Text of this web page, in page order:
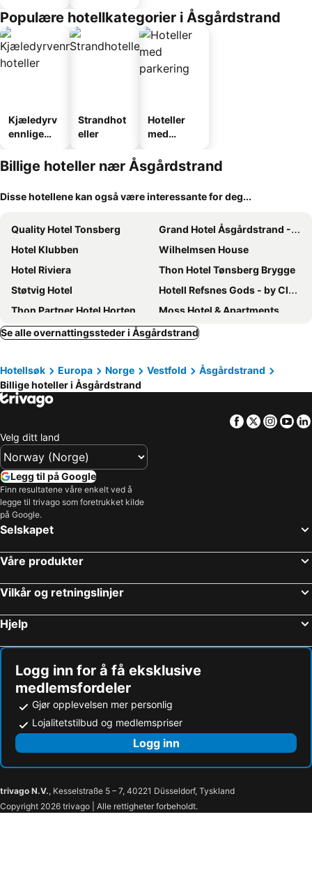
Populære hotellkategorier i Åsgårdstrand
Kjæledyrv
ennlige
Strandhot
eller
Hoteller
med
Billige hoteller nær Åsgårdstrand
Disse hotellene kan også være interessante for deg...
Quality Hotel Tonsberg
Grand Hotel Åsgårdstrand - Unike Hoteller
Hotel Klubben
Wilhelmsen House
Hotel Riviera
Thon Hotel Tønsberg Brygge
Støtvig Hotel
Hotell Refsnes Gods - by Classic Norway Hotels
Thon Partner Hotel Horten
Moss Hotel & Apartments
RS Noatun
Storebaug Hotell & Kro
Hotell Jeløy Radio
Storebaug Hotell & Kro
E18rom Motell
Se alle overnattingssteder i Åsgårdstrand
Hotellsøk Europa Norge Vestfold
Åsgårdstrand
Billige hoteller i Åsgårdstrand
Facebook
Twitter
Velg ditt land
Legg til på Google
Finn resultatene våre enkelt ved å
legge til trivago som foretrukket kilde
på Google.
Selskapet
Våre produkter
Vilkår og retningslinjer
Hjelp
Logg inn for å få eksklusive
medlemsfordeler
Gjør opplevelsen mer personlig
Lojalitetstilbud og medlemspriser
Logg inn
trivago N.V., Kesselstraße 5 – 7, 40221 Düsseldorf, Tyskland
Copyright 2026 trivago | Alle rettigheter forbeholdt.